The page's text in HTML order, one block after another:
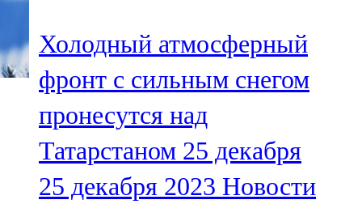
106,1 FM
Кама тамагы
71,51 FM
Кукмара
107,9 FM
Холодный атмосферный
фронт с сильным снегом
пронесутся над
Татарстаном 25 декабря
25 декабря 2023 Новости